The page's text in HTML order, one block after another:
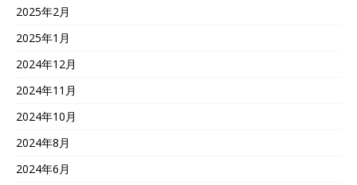
2025年2月
2025年1月
2024年12月
2024年11月
2024年10月
2024年8月
2024年6月